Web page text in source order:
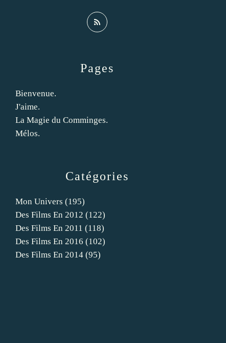
Catégories
Mon Univers (195)
Des Films En 2012 (122)
Des Films En 2011 (118)
Des Films En 2016 (102)
Des Films En 2014 (95)
Pages
Bienvenue.
J'aime.
La Magie du Comminges.
Mélos.